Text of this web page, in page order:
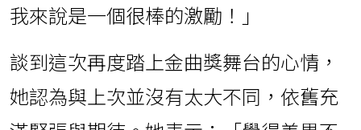
我來說是一個很棒的激勵！」
談到這次再度踏上金曲獎舞台的心情，
她認為與上次並沒有太大不同，依舊充